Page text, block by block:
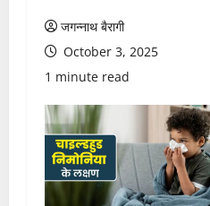
जगन्नाथ बैरागी
October 3, 2025
1 minute read